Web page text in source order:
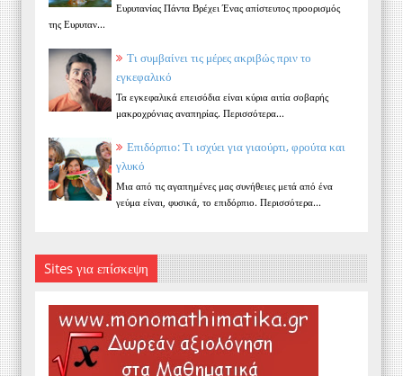
Ευρυτανίας Πάντα Βρέχει Ένας απίστευτος προορισμός
της Ευρυταν...
Τι συμβαίνει τις μέρες ακριβώς πριν το
εγκεφαλικό
Τα εγκεφαλικά επεισόδια είναι κύρια αιτία σοβαρής
μακροχρόνιας αναπηρίας. Περισσότερα...
Επιδόρπιο: Τι ισχύει για γιαούρτι, φρούτα και
γλυκό
Μια από τις αγαπημένες μας συνήθειες μετά από ένα
γεύμα είναι, φυσικά, το επιδόρπιο. Περισσότερα...
Sites για επίσκεψη